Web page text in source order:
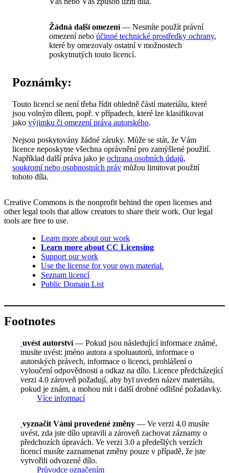
Žádná další omezení— Nesmíte použít právní
omezení nebo účinné technické prostředky ochrany,
které by omezovaly ostatní v možnostech
poskytnutých touto licencí.
Poznámky:
Touto licencí se není třeba řídit ohledně částí materiálu, které
jsou volným dílem, popř. v případech, které lze klasifikovat
jako výjimku či omezení práva autorského.
Nejsou poskytovány žádné záruky. Může se stát, že Vám
licence neposkytne všechna oprávnění pro zamýšlené použití.
Například další práva jako je ochrana osobních údajů,
soukromí nebo osobnostních práv můžou limitovat použití
tohoto díla.
Creative Commons is the nonprofit behind the open licenses and
other legal tools that allow creators to share their work. Our legal
tools are free to use.
Learn more about our work
Learn more about CC Licensing
Support our work
Use the license for your own material.
Seznam licencí
Public Domain List
Footnotes
uvést autorství— Pokud jsou následující informace známé,
musíte uvést: jméno autora a spoluautorů, informace o
autorských právech, informace o licenci, prohlášení o
vyloučení odpovědnosti a odkaz na dílo. Licence předcházející
verzi 4.0 zároveň požadují, aby byl uveden název materiálu,
pokud je znám, a mohou mít i další drobné odlišné požadavky.
Více informací
vyznačit Vámi provedené změny — Ve verzi 4.0 musíte
uvést, zda jste dílo upravili a zároveň zachovat záznamy o
předchozích úpravách. Ve verzi 3.0 a předešlých verzích
licencí musíte zaznamenat změny pouze v případě, že jste
vytvořili odvozené dílo.
Průvodce označením